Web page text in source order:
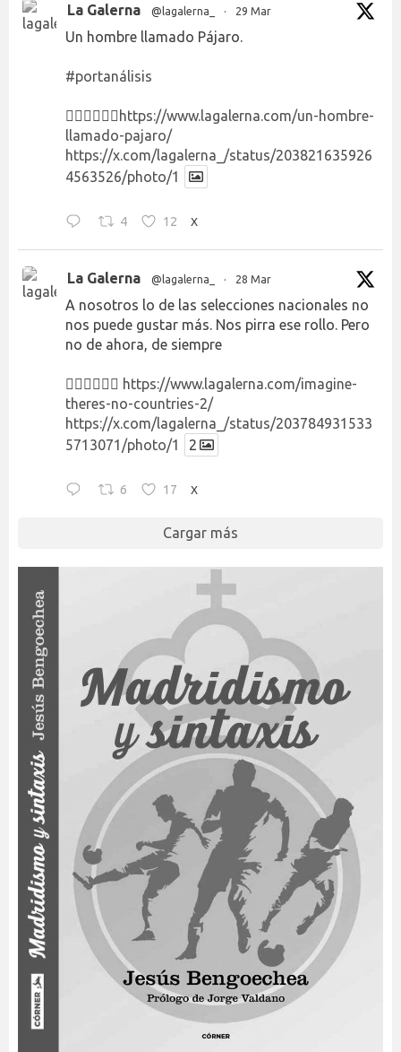
La Galerna @lagalerna_ · 29 Mar
Un hombre llamado Pájaro.
#portanálisis
👉🏻👉🏻👉🏻 https://www.lagalerna.com/un-hombre-
llamado-pajaro/
https://x.com/lagalerna_/status/203821635926
4563526/photo/1
4 12 X
La Galerna @lagalerna_ · 28 Mar
A nosotros lo de las selecciones nacionales no
nos puede gustar más. Nos pirra ese rollo. Pero
no de ahora, de siempre
👉🏻👉🏻👉🏻 https://www.lagalerna.com/imagine-
theres-no-countries-2/
https://x.com/lagalerna_/status/203784931533
5713071/photo/1
2
6 17 X
Cargar más